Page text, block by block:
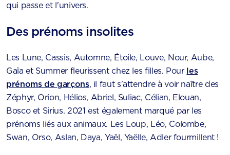
qui passe et l'univers.
Des prénoms insolites
Les Lune, Cassis, Automne, Étoile, Louve, Nour, Aube,
Gaïa et Summer fleurissent chez les filles. Pour les
prénoms de garçons, il faut s'attendre à voir naître des
Zéphyr, Orion, Hélios, Abriel, Suliac, Célian, Elouan,
Bosco et Sirius. 2021 est également marqué par les
prénoms liés aux animaux. Les Loup, Léo, Colombe,
Swan, Orso, Aslan, Daya, Yaël, Yaëlle, Adler fourmillent !